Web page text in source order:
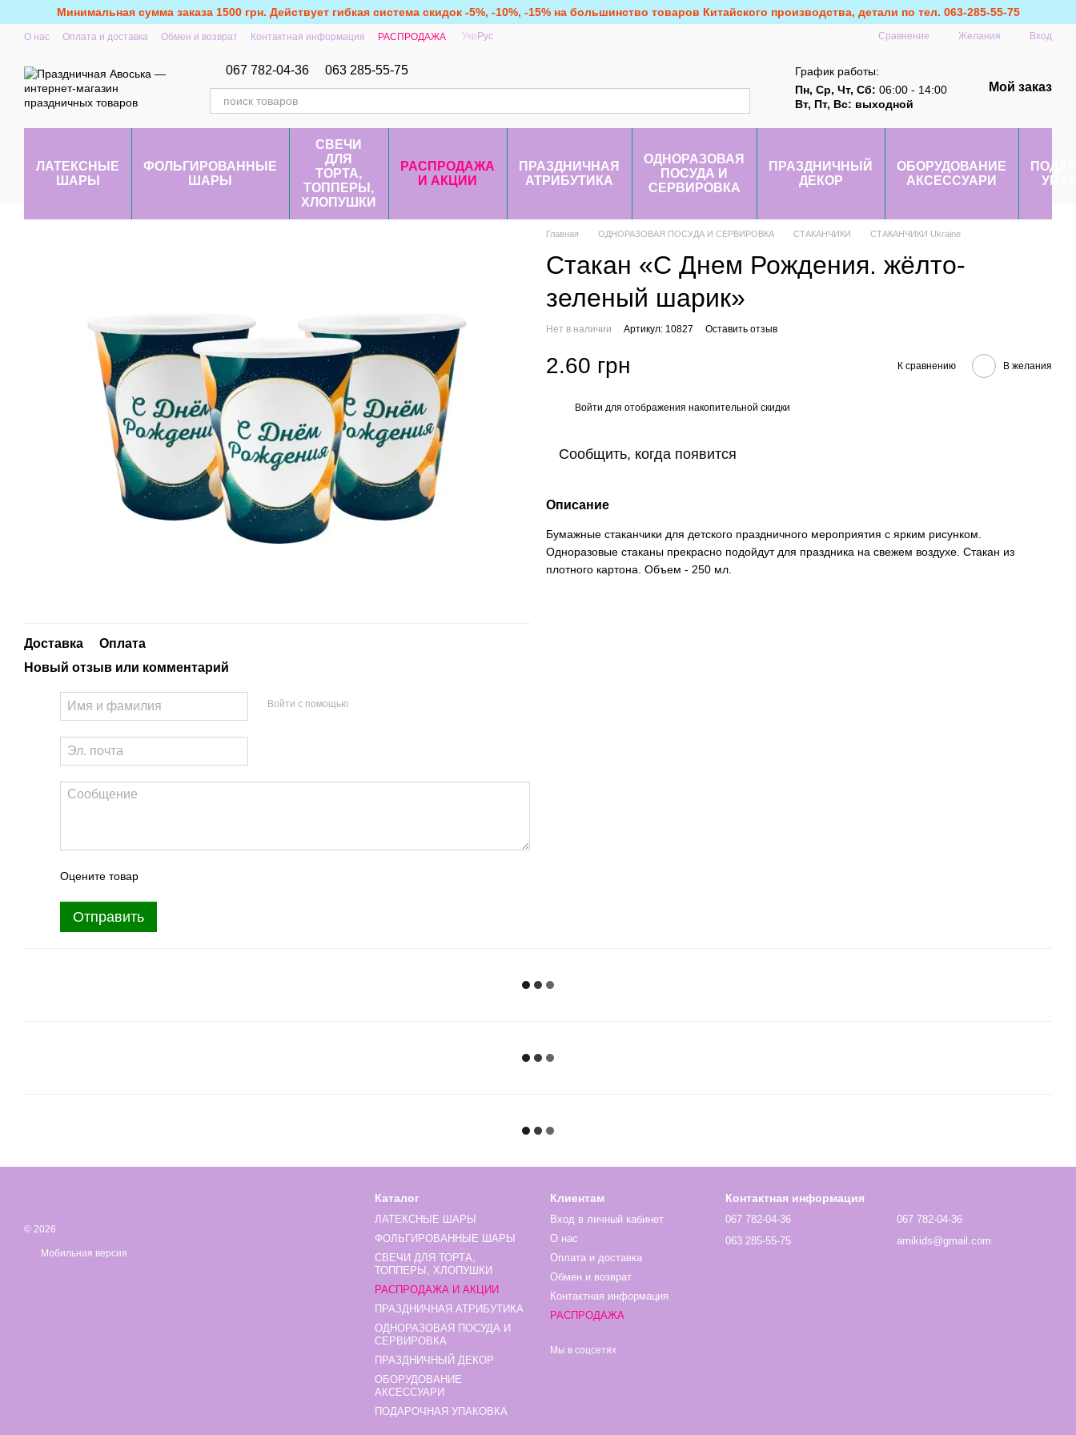
Перейти к основному контенту
Минимальная сумма заказа 1500 грн. Действует гибкая система скидок -5%, -10%, -15% на большинство товаров Китайского производства, детали по тел. 063-285-55-75
О нас Оплата и доставка Обмен и возврат Контактная информация РАСПРОДАЖА Укр Рус Сравнение Желания Вход
067 782-04-36 063 285-55-75
График работы:
Пн, Ср, Чт, Сб: 06:00 - 14:00
Вт, Пт, Вс: выходной
Мой заказ
ЛАТЕКСНЫЕ
ШАРЫ
ФОЛЬГИРОВАННЫЕ
ШАРЫ
СВЕЧИ
ДЛЯ
ТОРТА,
ТОППЕРЫ,
ХЛОПУШКИ
РАСПРОДАЖА
И АКЦИИ
ПРАЗДНИЧНАЯ
АТРИБУТИКА
ОДНОРАЗОВАЯ
ПОСУДА И
СЕРВИРОВКА
ПРАЗДНИЧНЫЙ
ДЕКОР
ОБОРУДОВАНИЕ
АКСЕССУАРИ
Доставка
Оплата
Новый отзыв или комментарий
Войти с помощью
Оцените товар
Отправить
Главная ОДНОРАЗОВАЯ ПОСУДА И СЕРВИРОВКА СТАКАНЧИКИ СТАКАНЧИКИ Ukraine
Стакан «С Днем Рождения. жёлто-
зеленый шарик»
Нет в наличии Артикул: 10827 Оставить отзыв
2.60 грн К сравнению В желания
Войти для отображения накопительной скидки
Сообщить, когда появится
Описание
Бумажные стаканчики для детского праздничного мероприятия с ярким рисунком.
Одноразовые стаканы прекрасно подойдут для праздника на свежем воздухе. Стакан из
плотного картона. Объем - 250 мл.
© 2026
Мобильная версия
Каталог
ЛАТЕКСНЫЕ ШАРЫ
ФОЛЬГИРОВАННЫЕ ШАРЫ
СВЕЧИ ДЛЯ ТОРТА,
ТОППЕРЫ, ХЛОПУШКИ
РАСПРОДАЖА И АКЦИИ
ПРАЗДНИЧНАЯ АТРИБУТИКА
ОДНОРАЗОВАЯ ПОСУДА И
СЕРВИРОВКА
ПРАЗДНИЧНЫЙ ДЕКОР
ОБОРУДОВАНИЕ
АКСЕССУАРИ
ПОДАРОЧНАЯ УПАКОВКА
Клиентам
Вход в личный кабинет
О нас
Оплата и доставка
Обмен и возврат
Контактная информация
РАСПРОДАЖА
Мы в соцсетях
Контактная информация
067 782-04-36
063 285-55-75
067 782-04-36
arnikids@gmail.com